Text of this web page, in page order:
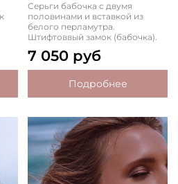
Серьги бабочка с двумя
половинами и вставкой из
белого перламутра.
Штифтоввый замок (бабочка).
7 050 руб
Подробнее